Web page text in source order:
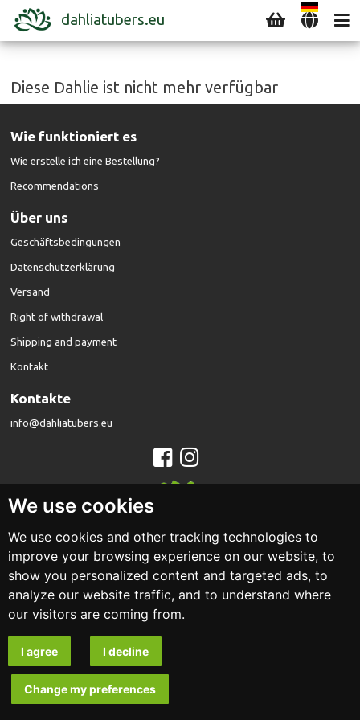
We use cookies
We use cookies and other tracking technologies to
improve your browsing experience on our website, to
show you personalized content and targeted ads, to
analyze our website traffic, and to understand where
our visitors are coming from.
I agree I decline
Change my preferences
dahliatubers.eu
Diese Dahlie ist nicht mehr verfügbar
Wie funktioniert es
Wie erstelle ich eine Bestellung?
Recommendations
Über uns
Geschäftsbedingungen
Datenschutzerklärung
Versand
Right of withdrawal
Shipping and payment
Kontakt
Kontakte
info@dahliatubers.eu
dahliatubers.eu
Design und Entwicklung